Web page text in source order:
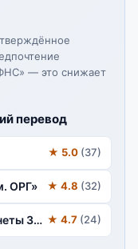
— это снижает
перевод
★ 5.0 (37)
ОРГ» ★ 4.8 (32)
Бюро переводов «Языки планеты Земля» ★ 4.7 (24)